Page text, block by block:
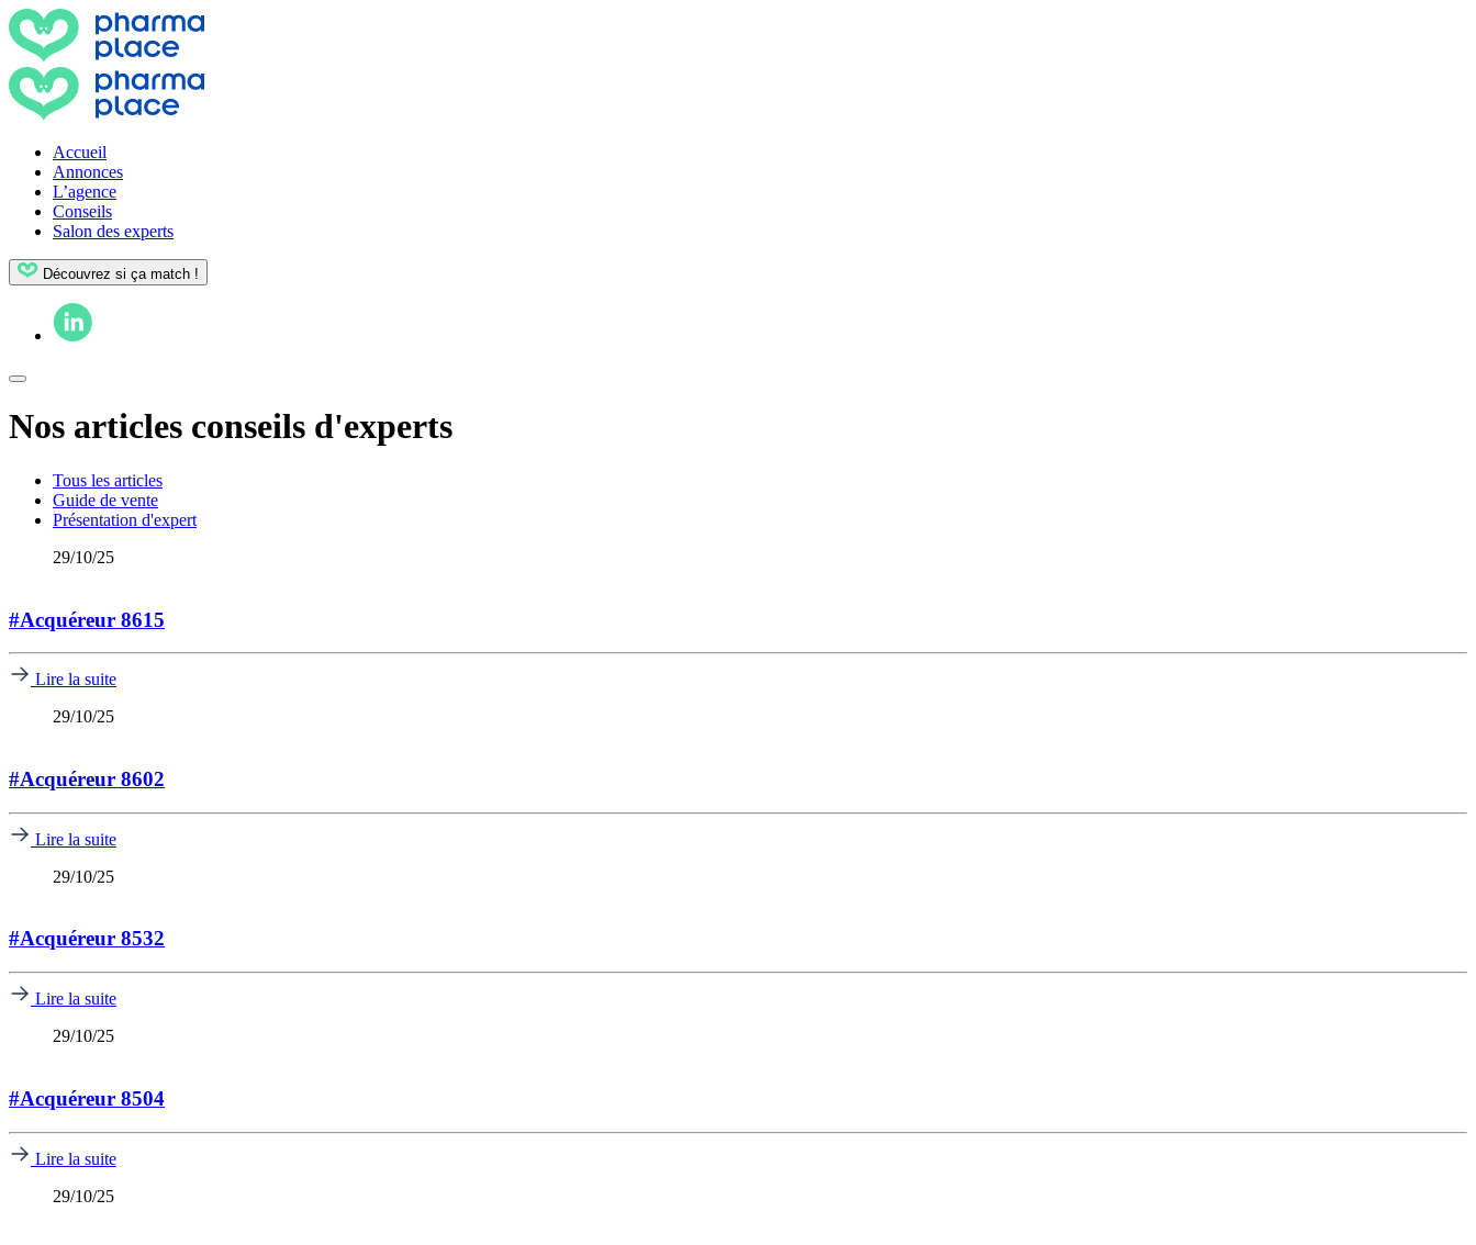
Accueil
Annonces
L’agence
Conseils
Salon des experts
Découvrez si ça match !
Nos articles conseils d'experts
Tous les articles
Guide de vente
Présentation d'expert
29/10/25
#Acquéreur 8615
Lire la suite
29/10/25
#Acquéreur 8602
Lire la suite
29/10/25
#Acquéreur 8532
Lire la suite
29/10/25
#Acquéreur 8504
Lire la suite
29/10/25